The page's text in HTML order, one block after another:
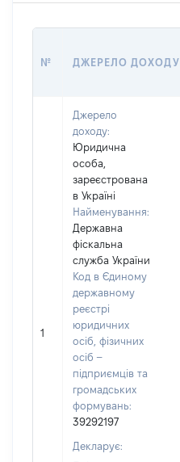
№ ДЖЕРЕЛО ДОХОДУ
1
Джерело
доходу:
Юридична
особа,
зареєстрована
в Україні
Найменування:
Державна
фіскальна
служба України
Код в Єдиному
державному
реєстрі
юридичних
осіб, фізичних
осіб –
підприємців та
громадських
формувань:
39292197
Декларує: